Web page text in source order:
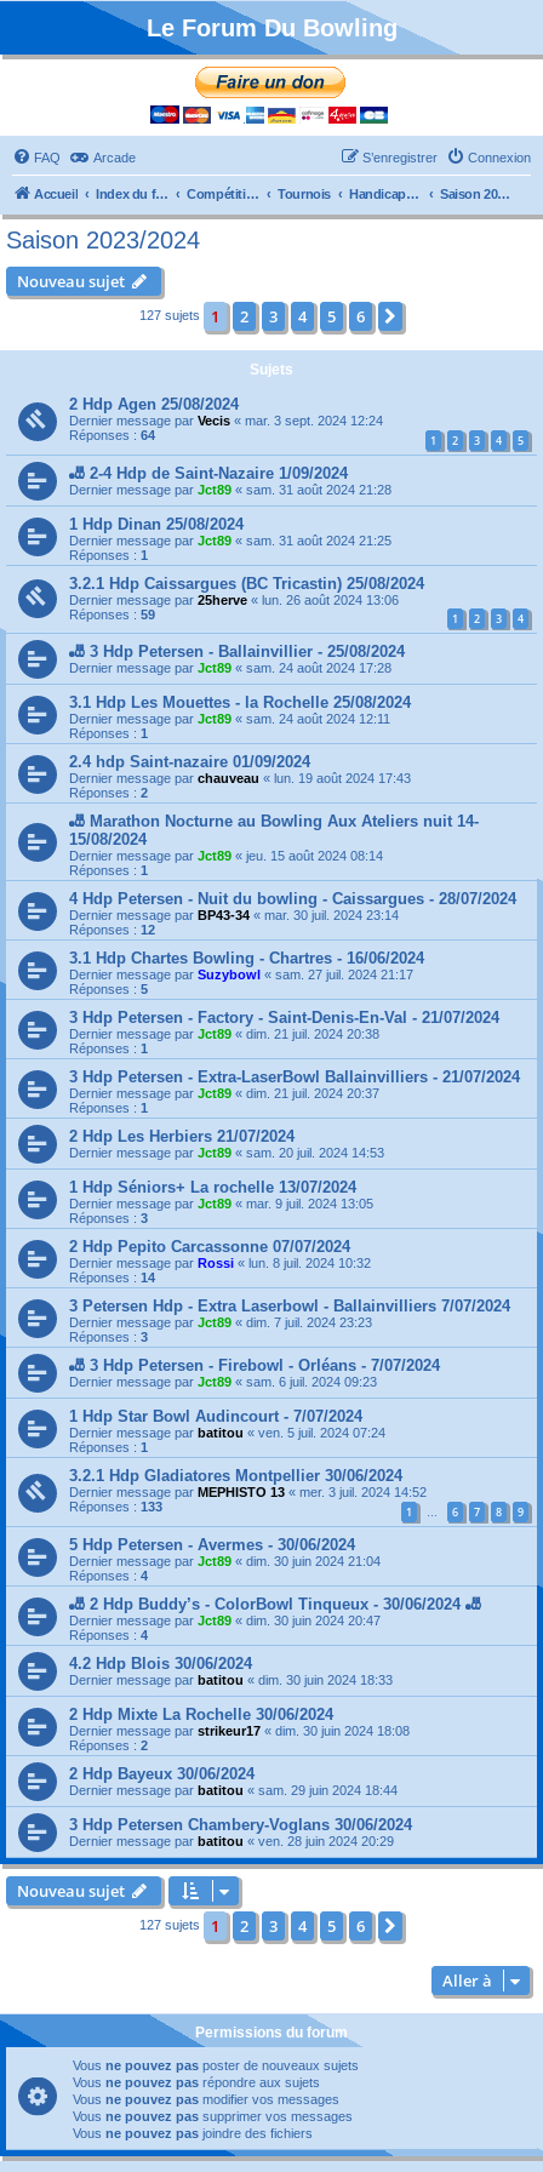
Le Forum Du Bowling
FAQ Arcade Connexion
S’enregistrer
Accueil Index du forum Compétitions Tournois Handicaps et TTMP Saison 2023/2024
Saison 2023/2024
Nouveau sujet
127 sujets 1 2 3 4 5 6
Sujets
2 Hdp Agen 25/08/2024
Dernier message par Vecis « mar. 3 sept. 2024 12:24
Réponses : 64 1 2 3 4 5
🎳 2-4 Hdp de Saint-Nazaire 1/09/2024
Dernier message par Jct89 « sam. 31 août 2024 21:28
1 Hdp Dinan 25/08/2024
Dernier message par Jct89 « sam. 31 août 2024 21:25
Réponses : 1
3.2.1 Hdp Caissargues (BC Tricastin) 25/08/2024
Dernier message par 25herve « lun. 26 août 2024 13:06
Réponses : 59 1 2 3 4
🎳 3 Hdp Petersen - Ballainvillier - 25/08/2024
Dernier message par Jct89 « sam. 24 août 2024 17:28
3.1 Hdp Les Mouettes - la Rochelle 25/08/2024
Dernier message par Jct89 « sam. 24 août 2024 12:11
Réponses : 1
2.4 hdp Saint-nazaire 01/09/2024
Dernier message par chauveau « lun. 19 août 2024 17:43
Réponses : 2
🎳 Marathon Nocturne au Bowling Aux Ateliers nuit 14-
15/08/2024
Dernier message par Jct89 « jeu. 15 août 2024 08:14
Réponses : 1
4 Hdp Petersen - Nuit du bowling - Caissargues - 28/07/2024
Dernier message par BP43-34 « mar. 30 juil. 2024 23:14
Réponses : 12
3.1 Hdp Chartes Bowling - Chartres - 16/06/2024
Dernier message par Suzybowl « sam. 27 juil. 2024 21:17
Réponses : 5
3 Hdp Petersen - Factory - Saint-Denis-En-Val - 21/07/2024
Dernier message par Jct89 « dim. 21 juil. 2024 20:38
Réponses : 1
3 Hdp Petersen - Extra-LaserBowl Ballainvilliers - 21/07/2024
Dernier message par Jct89 « dim. 21 juil. 2024 20:37
Réponses : 1
2 Hdp Les Herbiers 21/07/2024
Dernier message par Jct89 « sam. 20 juil. 2024 14:53
1 Hdp Séniors+ La rochelle 13/07/2024
Dernier message par Jct89 « mar. 9 juil. 2024 13:05
Réponses : 3
2 Hdp Pepito Carcassonne 07/07/2024
Dernier message par Rossi « lun. 8 juil. 2024 10:32
Réponses : 14
3 Petersen Hdp - Extra Laserbowl - Ballainvilliers 7/07/2024
Dernier message par Jct89 « dim. 7 juil. 2024 23:23
Réponses : 3
🎳 3 Hdp Petersen - Firebowl - Orléans - 7/07/2024
Dernier message par Jct89 « sam. 6 juil. 2024 09:23
1 Hdp Star Bowl Audincourt - 7/07/2024
Dernier message par batitou « ven. 5 juil. 2024 07:24
Réponses : 1
3.2.1 Hdp Gladiatores Montpellier 30/06/2024
Dernier message par MEPHISTO 13 « mer. 3 juil. 2024 14:52
Réponses : 133 1 … 6 7 8 9
5 Hdp Petersen - Avermes - 30/06/2024
Dernier message par Jct89 « dim. 30 juin 2024 21:04
Réponses : 4
🎳 2 Hdp Buddy’s - ColorBowl Tinqueux - 30/06/2024 🎳
Dernier message par Jct89 « dim. 30 juin 2024 20:47
Réponses : 4
4.2 Hdp Blois 30/06/2024
Dernier message par batitou « dim. 30 juin 2024 18:33
2 Hdp Mixte La Rochelle 30/06/2024
Dernier message par strikeur17 « dim. 30 juin 2024 18:08
Réponses : 2
2 Hdp Bayeux 30/06/2024
Dernier message par batitou « sam. 29 juin 2024 18:44
3 Hdp Petersen Chambery-Voglans 30/06/2024
Dernier message par batitou « ven. 28 juin 2024 20:29
Nouveau sujet
127 sujets 1 2 3 4 5 6
Aller à
Permissions du forum
Vous ne pouvez pas poster de nouveaux sujets
Vous ne pouvez pas répondre aux sujets
Vous ne pouvez pas modifier vos messages
Vous ne pouvez pas supprimer vos messages
Vous ne pouvez pas joindre des fichiers